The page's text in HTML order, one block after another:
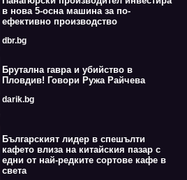
в нова 5-осна машина за по-
ефективно производство
dbr.bg
Брутална гавра и убийство в
Пловдив! Говори Ружа Райчева
darik.bg
Българският лидер в спешълти
кафето влиза на китайския пазар с
едни от най-редките сортове кафе в
света